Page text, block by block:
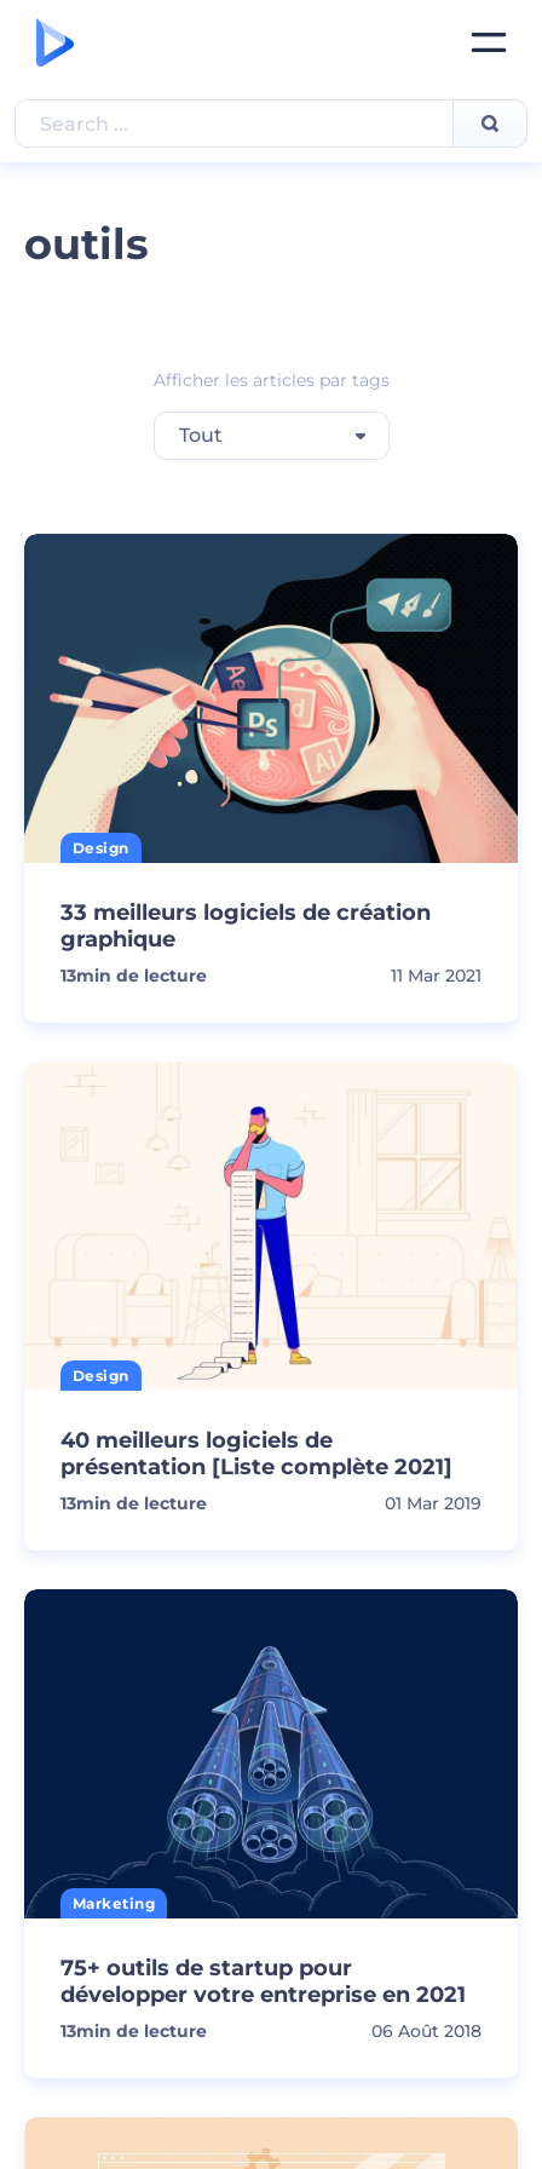
outils
Afficher les articles par tags
Tout
Design
33 meilleurs logiciels de création
graphique
13min de lecture 11 Mar 2021
Design
40 meilleurs logiciels de
présentation [Liste complète 2021]
13min de lecture 01 Mar 2019
Marketing
75+ outils de startup pour
développer votre entreprise en 2021
13min de lecture 06 Août 2018